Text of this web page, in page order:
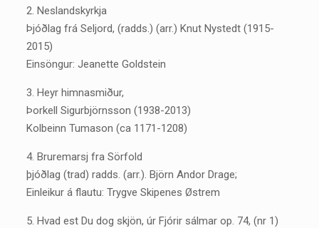
2. Neslandskyrkja
Þjóðlag frá Seljord, (radds.) (arr.) Knut Nystedt (1915-
2015)
Einsöngur: Jeanette Goldstein
3. Heyr himnasmiður,
Þorkell Sigurbjörnsson (1938-2013)
Kolbeinn Tumason (ca 1171-1208)
4. Bruremarsj fra Sörfold
þjóðlag (trad) radds. (arr.). Björn Andor Drage;
Einleikur á flautu: Trygve Skipenes Østrem
5. Hvad est Du dog skjön, úr Fjórir sálmar op. 74, (nr 1)